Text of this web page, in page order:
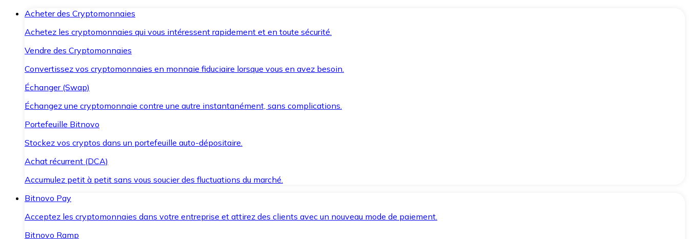
Acheter des Cryptomonnaies
Achetez les cryptomonnaies qui vous intéressent rapidement et en toute sécurité.
Vendre des Cryptomonnaies
Convertissez vos cryptomonnaies en monnaie fiduciaire lorsque vous en avez besoin.
Échanger (Swap)
Échangez une cryptomonnaie contre une autre instantanément, sans complications.
Portefeuille Bitnovo
Stockez vos cryptos dans un portefeuille auto-dépositaire.
Achat récurrent (DCA)
Accumulez petit à petit sans vous soucier des fluctuations du marché.
Bitnovo Pay
Acceptez les cryptomonnaies dans votre entreprise et attirez des clients avec un nouveau mode de paiement.
Bitnovo Ramp